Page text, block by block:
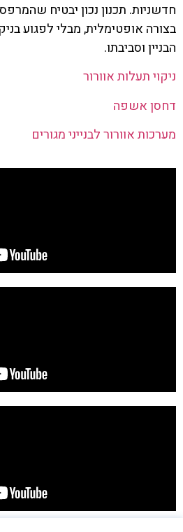
חדשניות. תכנון נכון יבטיח
בצורה אופטימלית, מבלי לפגוע
הבניין וסביבתו.
ניקוי תעלות אוורור
דחסן אשפה
מערכות אוורור לבנייני מגורים